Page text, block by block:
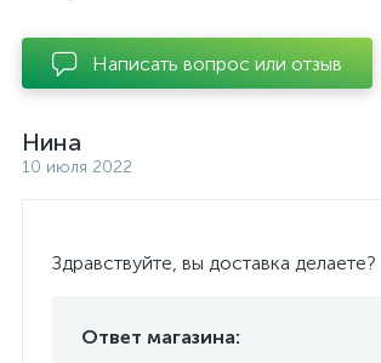
Написать вопрос или отзыв
Нина
10 июля 2022
Здравствуйте, вы доставка делаете?
Ответ магазина: